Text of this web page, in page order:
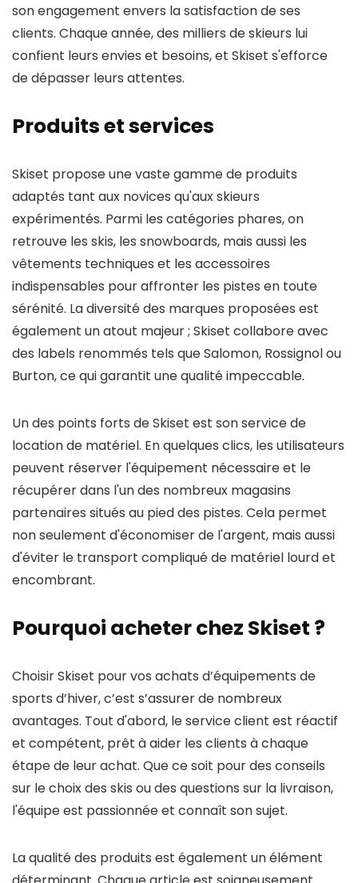
son engagement envers la satisfaction de ses
clients. Chaque année, des milliers de skieurs lui
confient leurs envies et besoins, et Skiset s'efforce
de dépasser leurs attentes.
Produits et services
Skiset propose une vaste gamme de produits
adaptés tant aux novices qu'aux skieurs
expérimentés. Parmi les catégories phares, on
retrouve les skis, les snowboards, mais aussi les
vêtements techniques et les accessoires
indispensables pour affronter les pistes en toute
sérénité. La diversité des marques proposées est
également un atout majeur ; Skiset collabore avec
des labels renommés tels que Salomon, Rossignol ou
Burton, ce qui garantit une qualité impeccable.
Un des points forts de Skiset est son service de
location de matériel. En quelques clics, les utilisateurs
peuvent réserver l'équipement nécessaire et le
récupérer dans l'un des nombreux magasins
partenaires situés au pied des pistes. Cela permet
non seulement d'économiser de l'argent, mais aussi
d'éviter le transport compliqué de matériel lourd et
encombrant.
Pourquoi acheter chez Skiset ?
Choisir Skiset pour vos achats d’équipements de
sports d’hiver, c’est s’assurer de nombreux
avantages. Tout d'abord, le service client est réactif
et compétent, prêt à aider les clients à chaque
étape de leur achat. Que ce soit pour des conseils
sur le choix des skis ou des questions sur la livraison,
l'équipe est passionnée et connaît son sujet.
La qualité des produits est également un élément